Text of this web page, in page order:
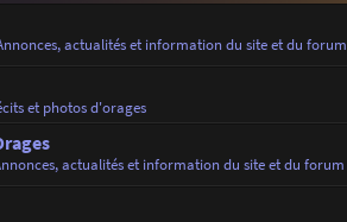
actualités et information du site et du forum
et photos d'orages
actualités et information du site et du forum